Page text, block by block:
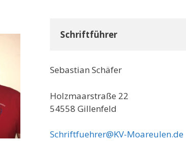
Schriftführer
Sebastian Schäfer
Holzmaarstraße 22
54558 Gillenfeld
Schriftfuehrer@KV-Moareulen.de